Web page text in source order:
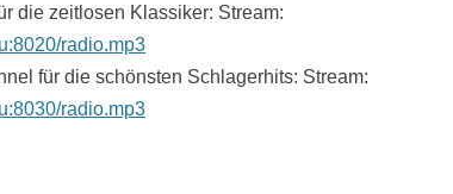
die zeitlosen Klassiker: Stream:
radio.mp3
für die schönsten Schlagerhits: Stream:
radio.mp3